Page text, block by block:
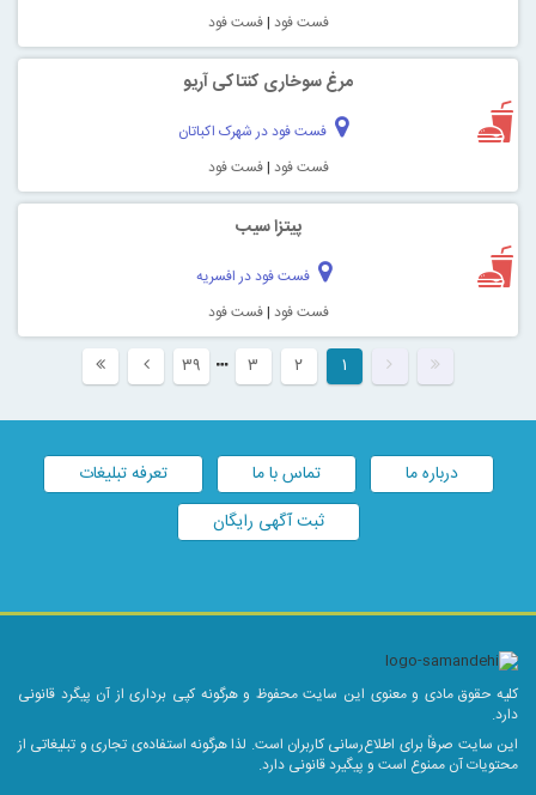
فست فود |فست فود
مرغ سوخاری کنتاکی آریو
فست فود در شهرک اکباتان
فست فود |فست فود
پیتزا سیب
فست فود در افسریه
فست فود |فست فود
۱ ۲ ۳ ۳۹
درباره ما تماس با ما
تعرفه تبلیغات
ثبت آگهی رایگان
کلیه حقوق مادی و معنوی این سایت محفوظ و هرگونه کپی برداری از آن پیگرد قانونی
دارد.
این سایت صرفاً برای اطلاع‌رسانی کاربران است. لذا هرگونه استفاده‌ی تجاری و تبلیغاتی از
محتویات آن ممنوع است و پیگیرد قانونی دارد.